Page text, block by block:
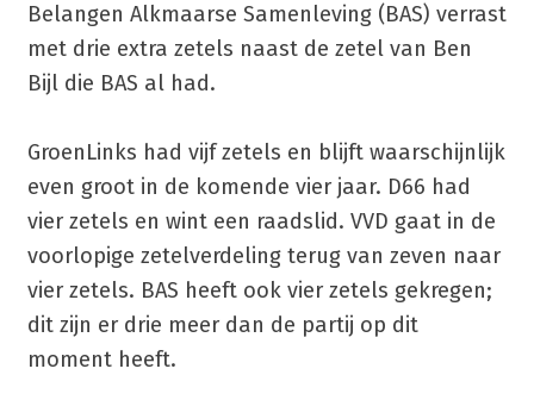
Belangen Alkmaarse Samenleving (BAS) verrast
met drie extra zetels naast de zetel van Ben
Bijl die BAS al had.
GroenLinks had vijf zetels en blijft waarschijnlijk
even groot in de komende vier jaar. D66 had
vier zetels en wint een raadslid. VVD gaat in de
voorlopige zetelverdeling terug van zeven naar
vier zetels. BAS heeft ook vier zetels gekregen;
dit zijn er drie meer dan de partij op dit
moment heeft.